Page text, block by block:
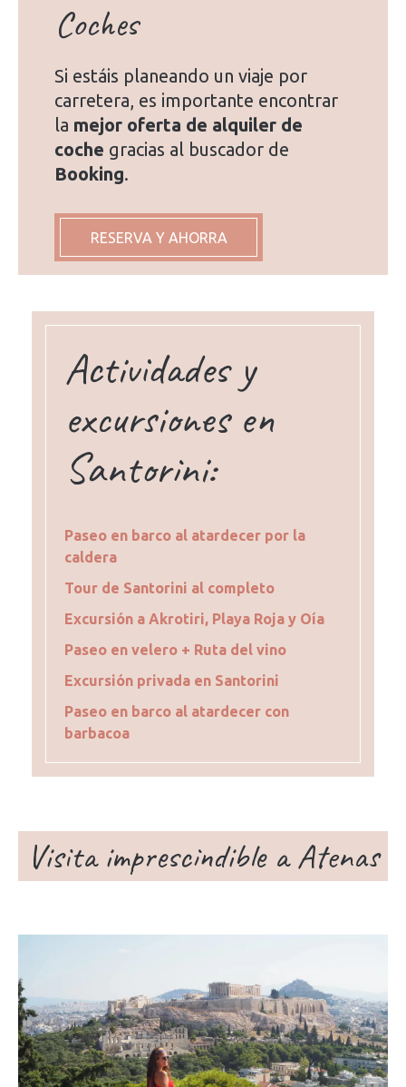
Coches
Si estáis planeando un viaje por
carretera, es importante encontrar
la mejor oferta de alquiler de
coche gracias al buscador de
Booking.
RESERVA Y AHORRA
Actividades y
excursiones en
Santorini:
Paseo en barco al atardecer por la
caldera
Tour de Santorini al completo
Excursión a Akrotiri, Playa Roja y Oía
Paseo en velero + Ruta del vino
Excursión privada en Santorini
Paseo en barco al atardecer con
barbacoa
Visita imprescindible a Atenas